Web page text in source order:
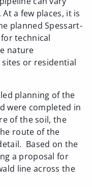
a few places, it is
planned Spessart-
technical
nature
or residential
planning of the
were completed in
of the soil, the
route of the
Based on the
a proposal for
line across the